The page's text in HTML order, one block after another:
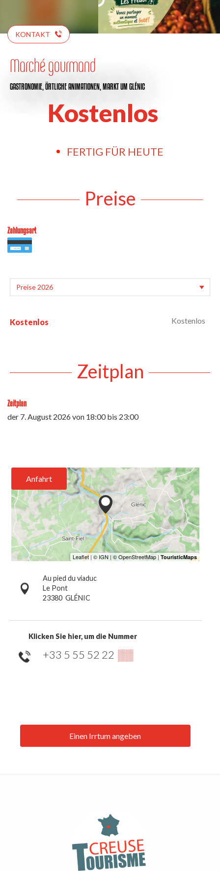
KONTAKT
Marché gourmand
GASTRONOMIE, ÖRTLICHE ANIMATIONEN, MARKTUM GLÉNIC
Kostenlos
FERTIG FÜR HEUTE
Preise
Zahlungsart
Kostenlos Kostenlos
Zeitplan
Zeitplan
der 7. August 2026von 18:00 bis 23:00
Anfahrt
Au pied du viaduc
Le Pont
23380 GLÉNIC
Klicken Sie hier, um die Nummer
+33 5 55 52 22 ▒▒
Einen Irrtum angeben